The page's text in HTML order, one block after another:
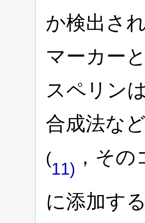
か検出さ
マーカー
スペリン
合成法な
(
11)
，そ
に添加す